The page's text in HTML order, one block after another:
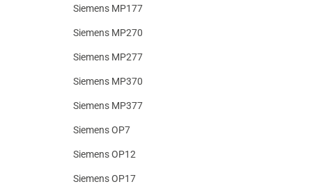
Siemens MP177
Siemens MP270
Siemens MP277
Siemens MP370
Siemens MP377
Siemens OP7
Siemens OP12
Siemens OP17